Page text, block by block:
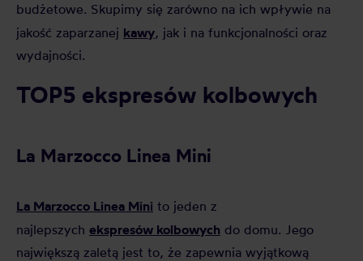
budżetowe. Skupimy się zarówno na ich wpływie na
jakość zaparzanej kawy, jak i na funkcjonalności oraz
wydajności.
TOP5 ekspresów kolbowych
La Marzocco Linea Mini
La Marzocco Linea Mini to jeden z
najlepszych ekspresów kolbowych do domu. Jego
największą zaletą jest to, że zapewnia wyjątkową